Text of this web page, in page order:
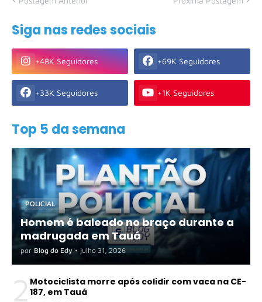
Siga nas redes sociais
+48K Seguidores +69K Seguidores
+33K Seguidores +1K Seguidores
Top 5 da semana
POLICIAL
Homem é baleado no braço durante a
madrugada em Tauá
por Blog do Edy • julho 31, 2026
2 Motociclista morre após colidir com vaca na CE-
187, em Tauá